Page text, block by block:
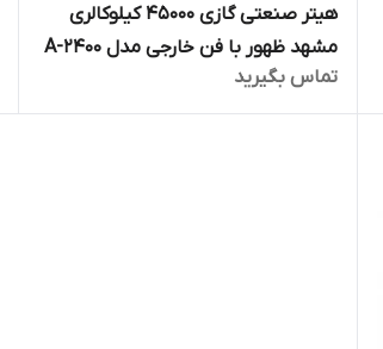
هیتر صنعتی گازی 45000 کیلوکالری
مشهد ظهور با فن خارجی مدل A-2400
تماس بگیرید